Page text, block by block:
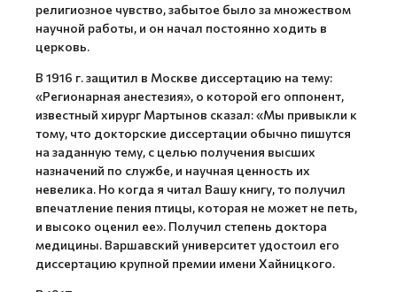
религиозное чувство, забытое было за множеством
научной работы, и он начал постоянно ходить в
церковь.
В 1916 г. защитил в Москве диссертацию на тему:
«Регионарная анестезия», о которой его оппонент,
известный хирург Мартынов сказал: «Мы привыкли к
тому, что докторские диссертации обычно пишутся
на заданную тему, с целью получения высших
назначений по службе, и научная ценность их
невелика. Но когда я читал Вашу книгу, то получил
впечатление пения птицы, которая не может не петь,
и высоко оценил ее». Получил степень доктора
медицины. Варшавский университет удостоил его
диссертацию крупной премии имени Хайницкого.